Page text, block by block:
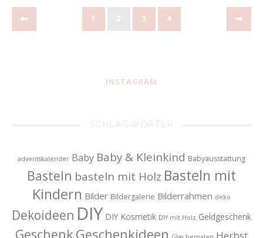
1 3 4
INSTAGRAM
SCHLAGWÖRTER
adventskalender Baby Baby & Kleinkind Babyausstattung
Basteln basteln mit Holz Basteln mit
Kindern Bilder Bildergalerie Bilderrahmen deko
Dekoideen DIY DIY Kosmetik DIY mit Holz Geldgeschenk
Geschenk Geschenkideen